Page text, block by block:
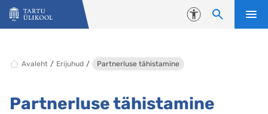
Liigu edasi põhisisu juurde
Juurdepääsetavus
Avaleht Erijuhud Partnerluse tähistamine
Partnerluse tähistamine